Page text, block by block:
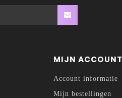
MIJN ACCOUNT
Account informatie
Mijn bestellingen